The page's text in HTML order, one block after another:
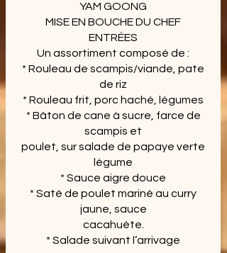
YAM GOONG
MISE EN BOUCHE DU CHEF
ENTRÉES
Un assortiment composé de :
* Rouleau de scampis/viande, pate
de riz
* Rouleau frit, porc haché, légumes
* Bâton de cane à sucre, farce de
scampis et
poulet, sur salade de papaye verte
légume
* Sauce aigre douce
* Saté de poulet mariné au curry
jaune, sauce
cacahuète.
* Salade suivant l’arrivage